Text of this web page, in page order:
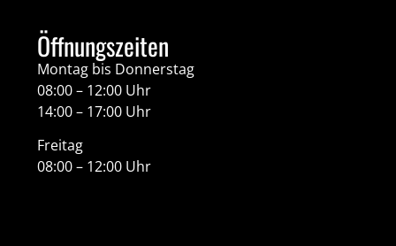
Öffnungszeiten
Montag bis Donnerstag
08:00 – 12:00 Uhr
14:00 – 17:00 Uhr
Freitag
08:00 – 12:00 Uhr